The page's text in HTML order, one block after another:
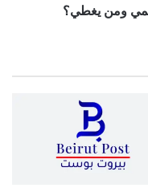
ومن يغطي؟